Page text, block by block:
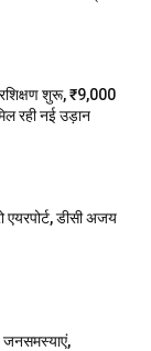
शुरू, ₹9,000
रही नई उड़ान
एयरपोर्ट, डीसी अजय
जनसमस्याएं,